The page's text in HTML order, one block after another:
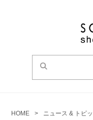
HOME > ニュース & トピ